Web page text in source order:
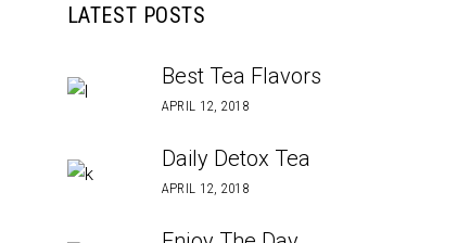
LATEST POSTS
Best Tea Flavors
APRIL 12, 2018
Daily Detox Tea
APRIL 12, 2018